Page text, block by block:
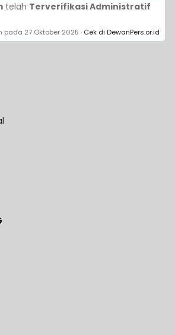
telah Terverifikasi Administratif
pada 27 Oktober 2025 · Cek di DewanPers.or.id